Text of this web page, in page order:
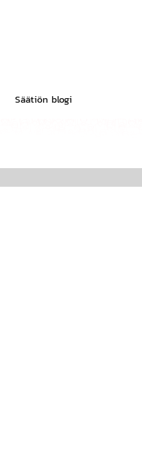
Säätiön blogi